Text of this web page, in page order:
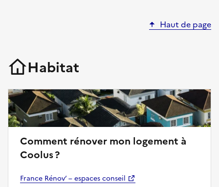
Haut de page
Habitat
Comment rénover mon logement à
Coolus ?
France Rénov’ – espaces conseil